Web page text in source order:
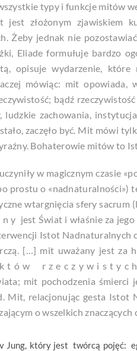
typy i funkcje mitów
jest złożonym zjawiskiem
Żeby jednak nie
Eliade formułuje bardzo
opisuje wydarzenie, które
mówiąc: mit opowiada,
bądź
zachowania,
zaczęło być. Mit mówi
Bohaterowie mitów to
w magicznym czasie
prostu o «nadnaturalności»)
wtargnięcia sfery sacrum
y jest Świat i właśnie za
Istot Nadnaturalnych
[…] mit uważany jest za
t ó w r z e c z y w i s t y c
mit pochodzenia śmierci
Mit, relacjonując gesta Istot
o wszelkich znaczących
Jung, który jest twórcą pojęć: